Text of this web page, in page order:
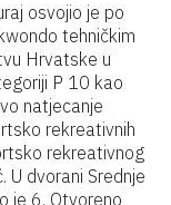
osvojio je po
tehničkim
Hrvatske u
P 10 kao
natjecanje
rekreativnih
rekreativnog
U dvorani Srednje
je 6. Otvoreno